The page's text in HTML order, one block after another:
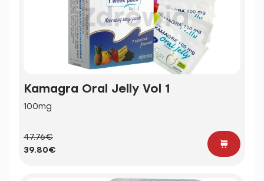
Kamagra Oral Jelly Vol 1
100mg
47.76€
39.80€